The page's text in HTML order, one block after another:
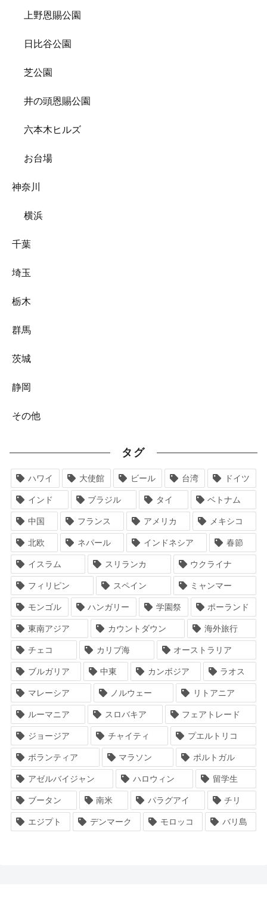
上野恩賜公園
日比谷公園
芝公園
井の頭恩賜公園
六本木ヒルズ
お台場
神奈川
横浜
千葉
埼玉
栃木
群馬
茨城
静岡
その他
タグ
ハワイ 大使館 ビール 台湾 ドイツ
インド ブラジル タイ ベトナム
中国 フランス アメリカ メキシコ
北欧 ネパール インドネシア 春節
イスラム スリランカ ウクライナ
フィリピン スペイン ミャンマー
モンゴル ハンガリー 学園祭 ポーランド
東南アジア カウントダウン 海外旅行
チェコ カリブ海 オーストラリア
ブルガリア 中東 カンボジア ラオス
マレーシア ノルウェー リトアニア
ルーマニア スロバキア フェアトレード
ジョージア チャイティ プエルトリコ
ボランティア マラソン ポルトガル
アゼルバイジャン ハロウィン 留学生
ブータン 南米 パラグアイ チリ
エジプト デンマーク モロッコ バリ島